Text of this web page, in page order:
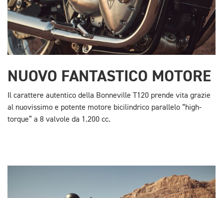
NUOVO FANTASTICO MOTORE
Il carattere autentico della Bonneville T120 prende vita grazie
al nuovissimo e potente motore bicilindrico parallelo “high-
torque” a 8 valvole da 1.200 cc.